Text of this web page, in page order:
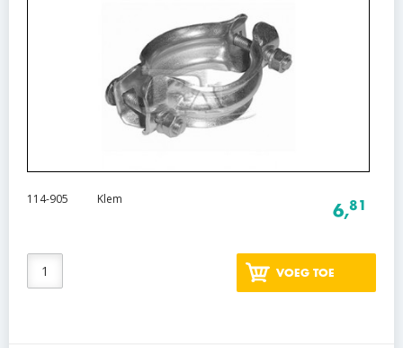
114-905 Klem
6,81
VOEG TOE